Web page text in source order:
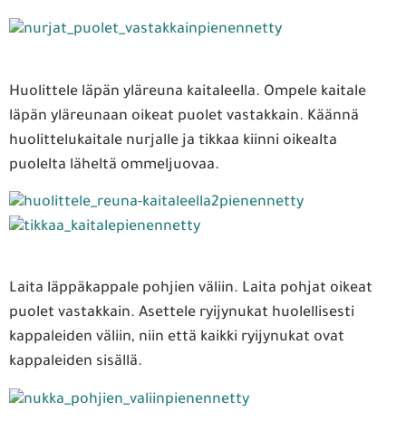
Huolittele läpän yläreuna kaitaleella. Ompele kaitale
läpän yläreunaan oikeat puolet vastakkain. Käännä
huolittelukaitale nurjalle ja tikkaa kiinni oikealta
puolelta läheltä ommeljuovaa.
Laita läppäkappale pohjien väliin. Laita pohjat oikeat
puolet vastakkain. Asettele ryijynukat huolellisesti
kappaleiden väliin, niin että kaikki ryijynukat ovat
kappaleiden sisällä.